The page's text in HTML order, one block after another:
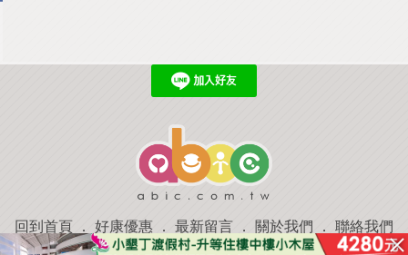
回到首頁 ． 好康優惠 ． 最新留言 ． 關於我們 ． 聯絡我們
部落格微件．商家合作．討論區．推薦景點． APP下載